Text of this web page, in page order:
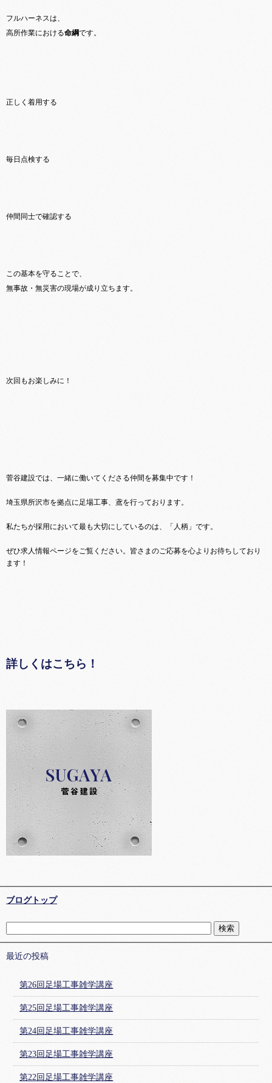
フルハーネスは、
高所作業における命綱です。
正しく着用する
毎日点検する
仲間同士で確認する
この基本を守ることで、
無事故・無災害の現場が成り立ちます。
次回もお楽しみに！
菅谷建設では、一緒に働いてくださる仲間を募集中です！
埼玉県所沢市を拠点に足場工事、鳶を行っております。
私たちが採用において最も大切にしているのは、「人柄」です。
ぜひ求人情報ページをご覧ください。皆さまのご応募を心よりお待ちしており
ます！
詳しくはこちら！
ブログトップ
最近の投稿
第26回足場工事雑学講座
第25回足場工事雑学講座
第24回足場工事雑学講座
第23回足場工事雑学講座
第22回足場工事雑学講座